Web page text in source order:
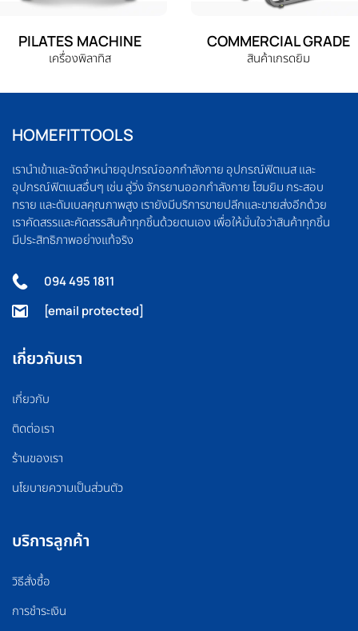
PILATES MACHINE
เครื่องพิลาทิส
COMMERCIAL GRADE
สินค้าเกรดยิม
HOMEFITTOOLS
เรานำเข้าและจัดจำหน่ายอุปกรณ์ออกกำลังกาย อุปกรณ์ฟิตเนส และ
อุปกรณ์ฟิตเนสอื่นๆ เช่น ลู่วิ่ง จักรยานออกกำลังกาย โฮมยิม กระสอบ
ทราย และดัมเบลคุณภาพสูง เรายังมีบริการขายปลีกและขายส่งอีกด้วย
เราคัดสรรและคัดสรรสินค้าทุกชิ้นด้วยตนเอง เพื่อให้มั่นใจว่าสินค้าทุกชิ้น
มีประสิทธิภาพอย่างแท้จริง
094 495 1811
[email protected]
เกี่ยวกับเรา
เกี่ยวกับ
ติดต่อเรา
ร้านของเรา
นโยบายความเป็นส่วนตัว
บริการลูกค้า
วิธีสั่งซื้อ
การชำระเงิน